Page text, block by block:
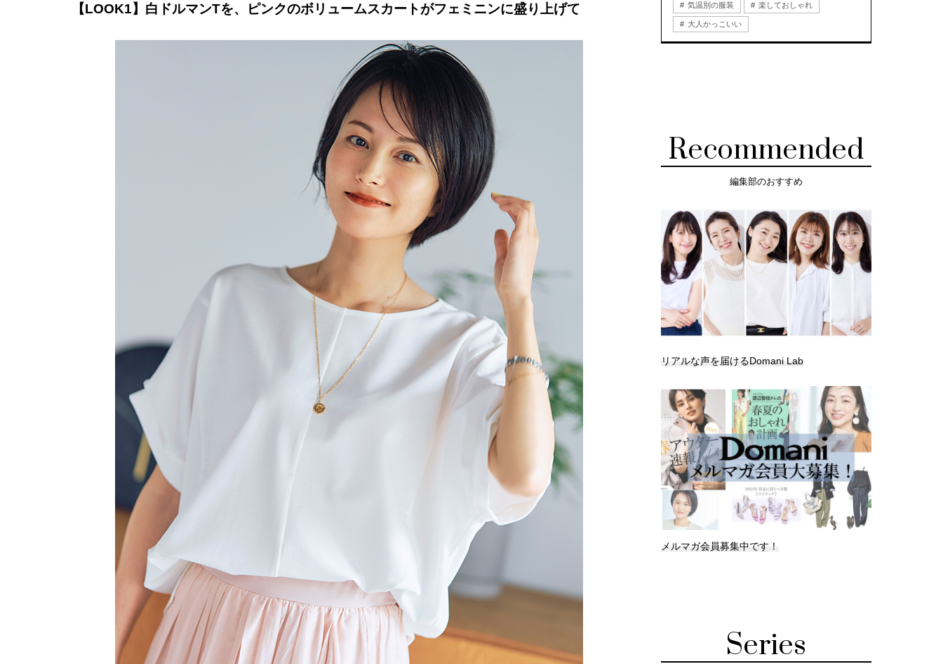
【LOOK1】白ドルマンTを、ピンクのボリュームスカートがフェミニンに盛り上げて 気温別の服装 楽しておしゃれ
大人かっこいい
Recommended
編集部のおすすめ
リアルな声を届けるDomani Lab
メルマガ会員募集中です！
Series